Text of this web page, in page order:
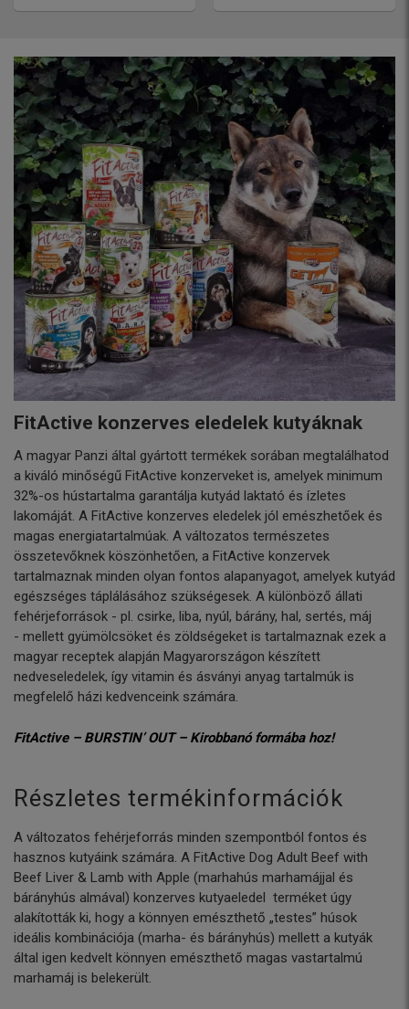
FitActive konzerves eledelek kutyáknak
A magyar Panzi által gyártott termékek sorában megtalálhatod
a kiváló minőségű FitActive konzerveket is, amelyek minimum
32%-os hústartalma garantálja kutyád laktató és ízletes
lakomáját. A FitActive konzerves eledelek jól emészhetőek és
magas energiatartalmúak. A változatos természetes
összetevőknek köszönhetően, a FitActive konzervek
tartalmaznak minden olyan fontos alapanyagot, amelyek kutyád
egészséges táplálásához szükségesek. A különböző állati
fehérjeforrások - pl. csirke, liba, nyúl, bárány, hal, sertés, máj
- mellett gyümölcsöket és zöldségeket is tartalmaznak ezek a
magyar receptek alapján Magyarországon készített
nedveseledelek, így vitamin és ásványi anyag tartalmúk is
megfelelő házi kedvenceink számára.
FitActive – BURSTIN’ OUT – Kirobbanó formába hoz!
Részletes termékinformációk
A változatos fehérjeforrás minden szempontból fontos és
hasznos kutyáink számára. A FitActive Dog Adult Beef with
Beef Liver & Lamb with Apple (marhahús marhamájjal és
bárányhús almával) konzerves kutyaeledel terméket úgy
alakították ki, hogy a könnyen emészthető „testes” húsok
ideális kombinációja (marha- és bárányhús) mellett a kutyák
által igen kedvelt könnyen emészthető magas vastartalmú
marhamáj is belekerült.